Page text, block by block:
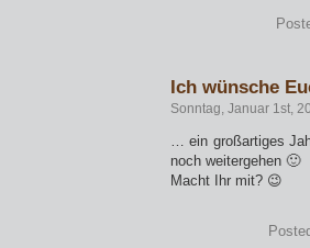
Ich wünsche
Sonntag, Januar 1st,
… ein großartiges
noch weitergehen 🙂
Macht Ihr mit? 😉